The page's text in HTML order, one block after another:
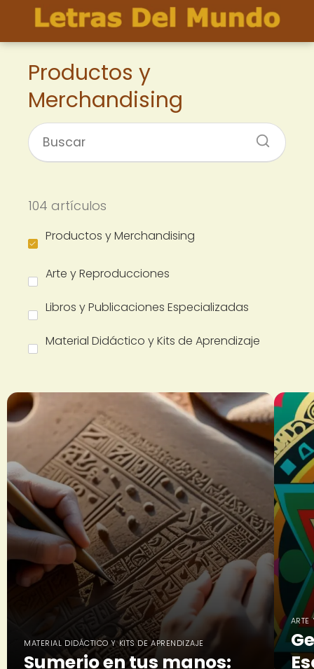
Productos y
Merchandising
104 artículos
Productos y Merchandising
Arte y Reproducciones
Libros y Publicaciones Especializadas
Material Didáctico y Kits de Aprendizaje
MATERIAL DIDÁCTICO Y KITS DE APRENDIZAJE
Sumerio en tus manos:
ARTE